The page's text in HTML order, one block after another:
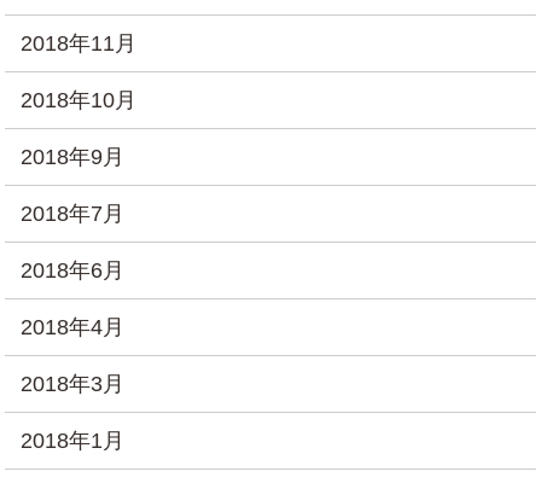
2018年11月
2018年10月
2018年9月
2018年7月
2018年6月
2018年4月
2018年3月
2018年1月